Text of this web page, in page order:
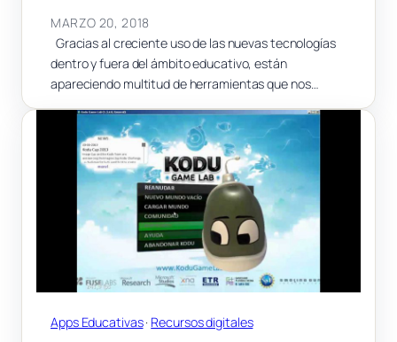
MARZO 20, 2018
Gracias al creciente uso de las nuevas tecnologías
dentro y fuera del ámbito educativo, están
apareciendo multitud de herramientas que nos…
Apps Educativas · Recursos digitales